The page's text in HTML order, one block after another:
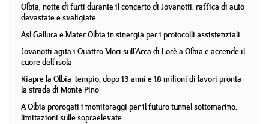
Olbia, notte di furti durante il concerto di Jovanotti: raffica di auto
devastate e svaligiate
Asl Gallura e Mater Olbia in sinergia per i protocolli assistenziali
Jovanotti agita i Quattro Mori sull'Arca di Lorè a Olbia e accende il
cuore dell'isola
Riapre la Olbia-Tempio: dopo 13 anni e 18 milioni di lavori pronta
la strada di Monte Pino
A Olbia prorogati i monitoraggi per il futuro tunnel sottomarino:
limitazioni sulle sopraelevate